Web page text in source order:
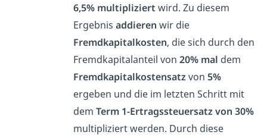
6,5% multipliziert wird. Zu diesem
Ergebnis addieren wir die
Fremdkapitalkosten, die sich durch den
Fremdkapitalanteil von 20% mal dem
Fremdkapitalkostensatzvon 5%
ergeben und die im letzten Schritt mit
dem Term 1-Ertragssteuersatz von 30%
multipliziert werden. Durch diese